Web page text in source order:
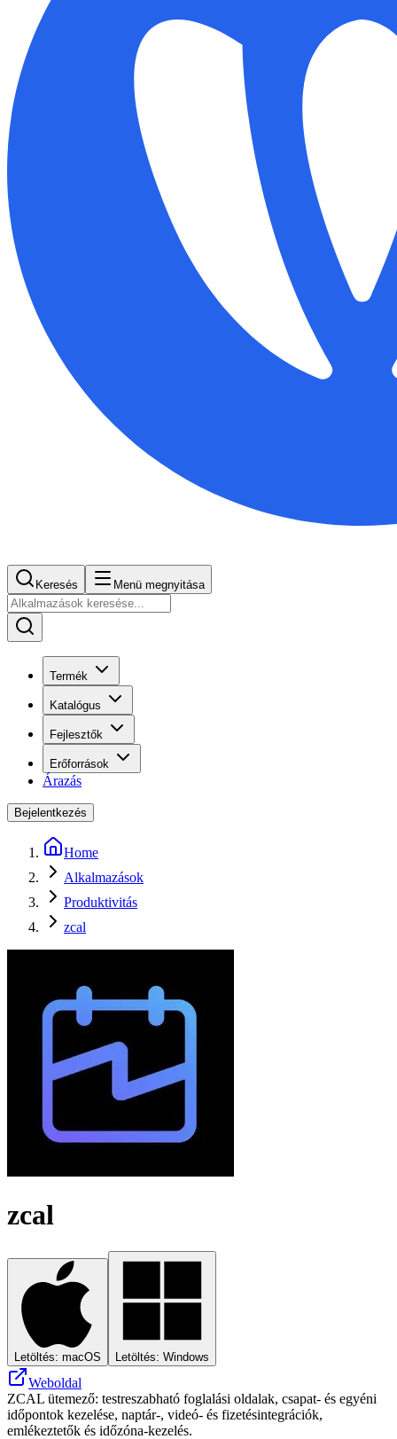
Keresés Menü megnyitása
Termék
Katalógus
Fejlesztők
Erőforrások
Árazás
Bejelentkezés
Home
Alkalmazások
Produktivitás
zcal
zcal
Letöltés: macOS Letöltés: Windows
Weboldal
ZCAL ütemező: testreszabható foglalási oldalak, csapat- és egyéni
időpontok kezelése, naptár-, videó- és fizetésintegrációk,
emlékeztetők és időzóna-kezelés.